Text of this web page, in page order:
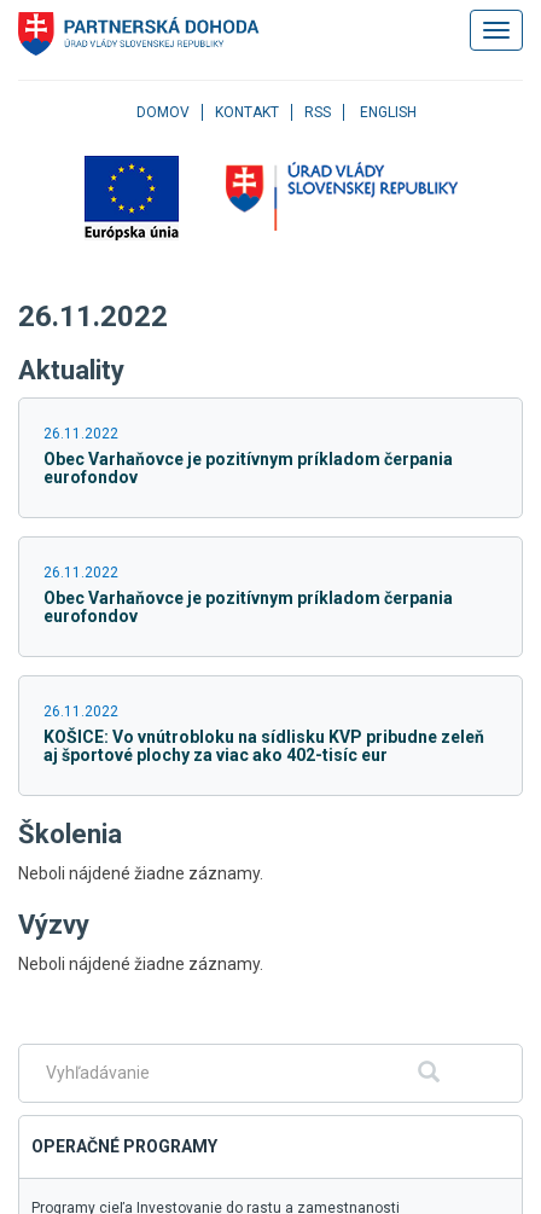
Klávesové
skratky
Skočiť
menu
na
Skočiť
stránky
DOMOV KONTAKT RSS ENGLISH
26.11.2022
Aktuality
26.11.2022
Obec Varhaňovce je pozitívnym príkladom čerpania
eurofondov
26.11.2022
Obec Varhaňovce je pozitívnym príkladom čerpania
eurofondov
26.11.2022
KOŠICE: Vo vnútrobloku na sídlisku KVP pribudne zeleň
aj športové plochy za viac ako 402-tisíc eur
Školenia
Neboli nájdené žiadne záznamy.
Výzvy
Neboli nájdené žiadne záznamy.
menu
Fulltextové
Hľadať
OPERAČNÉ PROGRAMY
Programy cieľa Investovanie do rastu a zamestnanosti